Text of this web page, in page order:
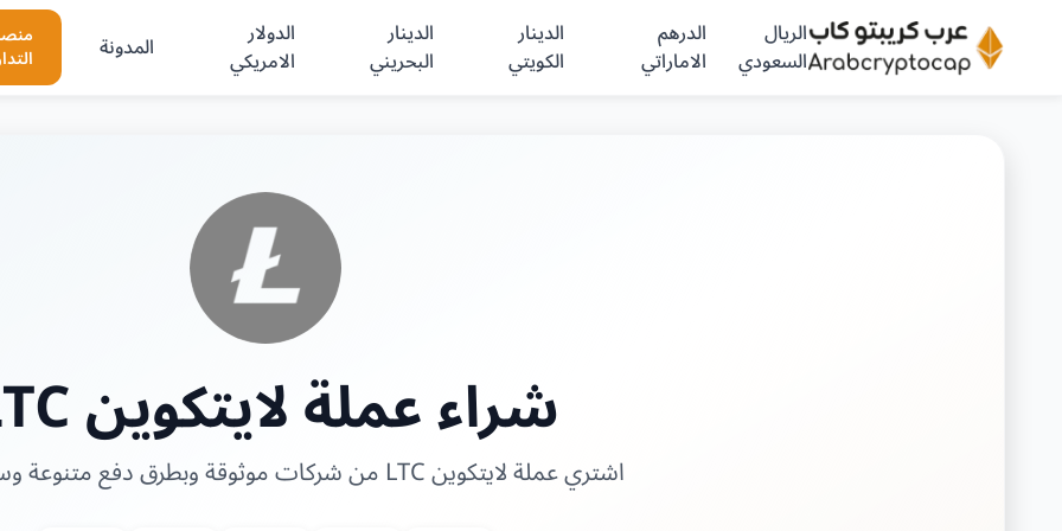
الريال
السعودي
الدرهم
الاماراتي
الدينار
الكويتي
الدينار
البحريني
الدولار
الامريكي المدونة
شراء عملة لايتكوين LTC
اشتري عملة لايتكوين LTC من شركات موثوقة وبطرق دفع متنوعة وسهلة وآمنة